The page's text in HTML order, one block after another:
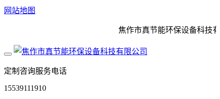
网站地图
焦作市真节能环保设备科技
定制咨询服务电话
15539111910